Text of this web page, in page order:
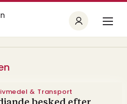
& Transport